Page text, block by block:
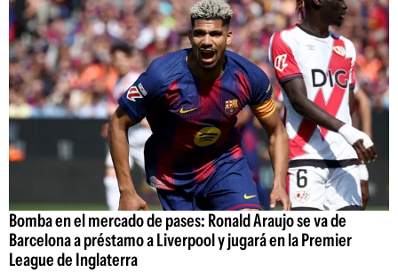
Bomba en el mercado de pases: Ronald Araujo se va de
Barcelona a préstamo a Liverpool y jugará en la Premier
League de Inglaterra